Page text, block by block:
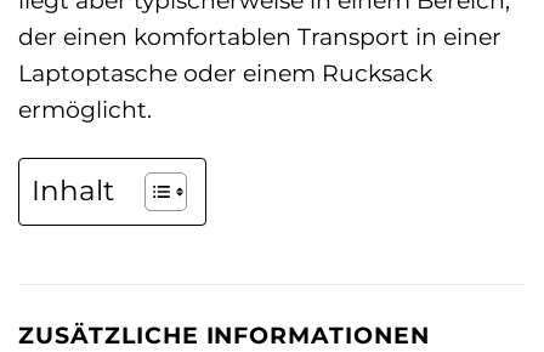
der einen komfortablen Transport in einer
Laptoptasche oder einem Rucksack
ermöglicht.
Inhalt
ZUSÄTZLICHE INFORMATIONEN